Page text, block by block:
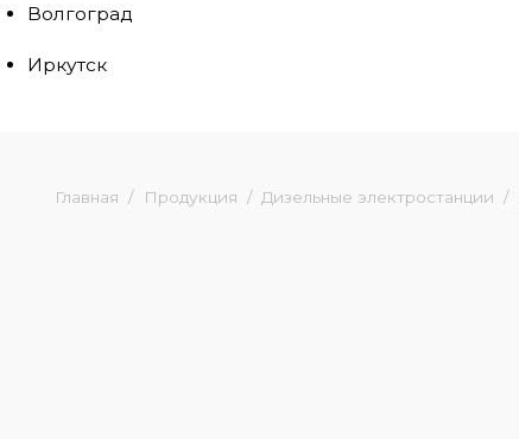
Волгоград
Иркутск
Главная Продукция Дизельные электростанции